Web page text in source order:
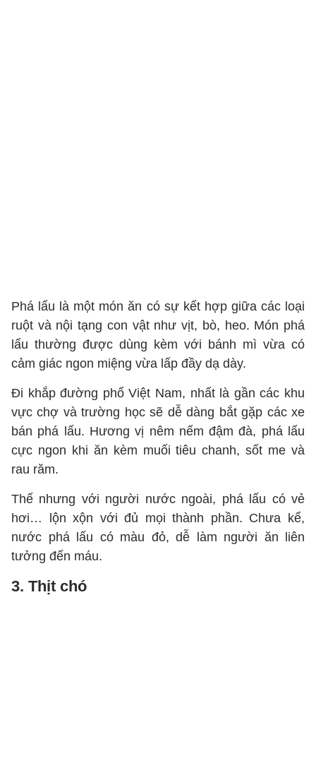
Phá lấu là một món ăn có sự kết hợp giữa các loại
ruột và nội tạng con vật như vịt, bò, heo. Món phá
lấu thường được dùng kèm với bánh mì vừa có
cảm giác ngon miệng vừa lấp đầy dạ dày.
Đi khắp đường phố Việt Nam, nhất là gần các khu
vực chợ và trường học sẽ dễ dàng bắt gặp các xe
bán phá lấu. Hương vị nêm nếm đậm đà, phá lấu
cực ngon khi ăn kèm muối tiêu chanh, sốt me và
rau răm.
Thế nhưng với người nước ngoài, phá lấu có vẻ
hơi… lộn xộn với đủ mọi thành phần. Chưa kể,
nước phá lấu có màu đỏ, dễ làm người ăn liên
tưởng đến máu.
3. Thịt chó